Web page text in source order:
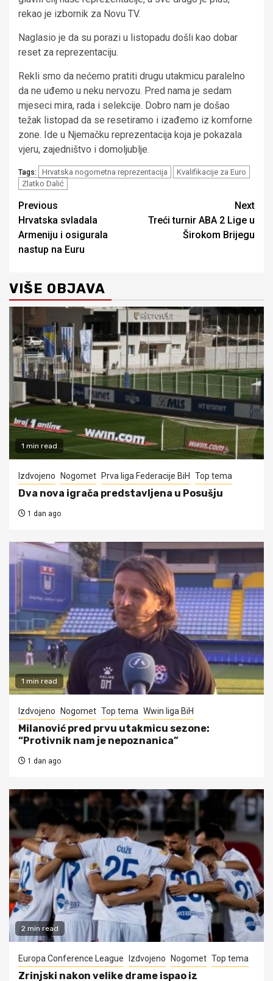
rekao je izbornik za Novu TV.
Naglasio je da su porazi u listopadu došli kao dobar
reset za reprezentaciju.
Rekli smo da nećemo pratiti drugu utakmicu paralelno
da ne uđemo u neku nervozu. Pred nama je sedam
mjeseci mira, rada i selekcije. Dobro nam je došao
težak listopad da se resetiramo i izađemo iz komforne
zone. Ide u Njemačku reprezentacija koja je pokazala
vjeru, zajedništvo i domoljublje.
Tags: Hrvatska nogometna reprezentacija
Kvalifikacije za Euro
Zlatko Dalić
Continue
Reading
Previous
Hrvatska svladala
Armeniju i osigurala
nastup na Euru
Next
Treći turnir ABA 2 Lige u
Širokom Brijegu
VIŠE OBJAVA
1 min read
Izdvojeno Nogomet Prva liga Federacije BiH Top tema
Dva nova igrača predstavljena u Posušju
1 dan ago
1 min read
Izdvojeno Nogomet Top tema Wwin liga BiH
Milanović pred prvu utakmicu sezone:
“Protivnik nam je nepoznanica”
1 dan ago
2 min read
Europa Conference League Izdvojeno Nogomet Top tema
Zrinjski nakon velike drame ispao iz